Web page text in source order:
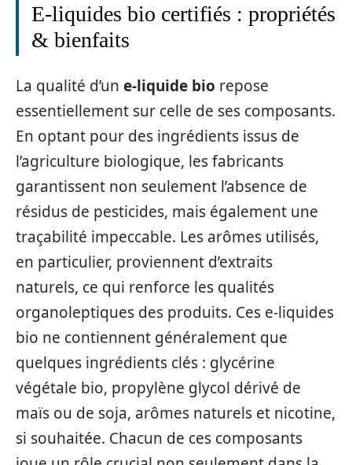
E-liquides bio certifiés : propriétés
& bienfaits
La qualité d’un e-liquide bio repose
essentiellement sur celle de ses composants.
En optant pour des ingrédients issus de
l’agriculture biologique, les fabricants
garantissent non seulement l’absence de
résidus de pesticides, mais également une
traçabilité impeccable. Les arômes utilisés,
en particulier, proviennent d’extraits
naturels, ce qui renforce les qualités
organoleptiques des produits. Ces e-liquides
bio ne contiennent généralement que
quelques ingrédients clés : glycérine
végétale bio, propylène glycol dérivé de
maïs ou de soja, arômes naturels et nicotine,
si souhaitée. Chacun de ces composants